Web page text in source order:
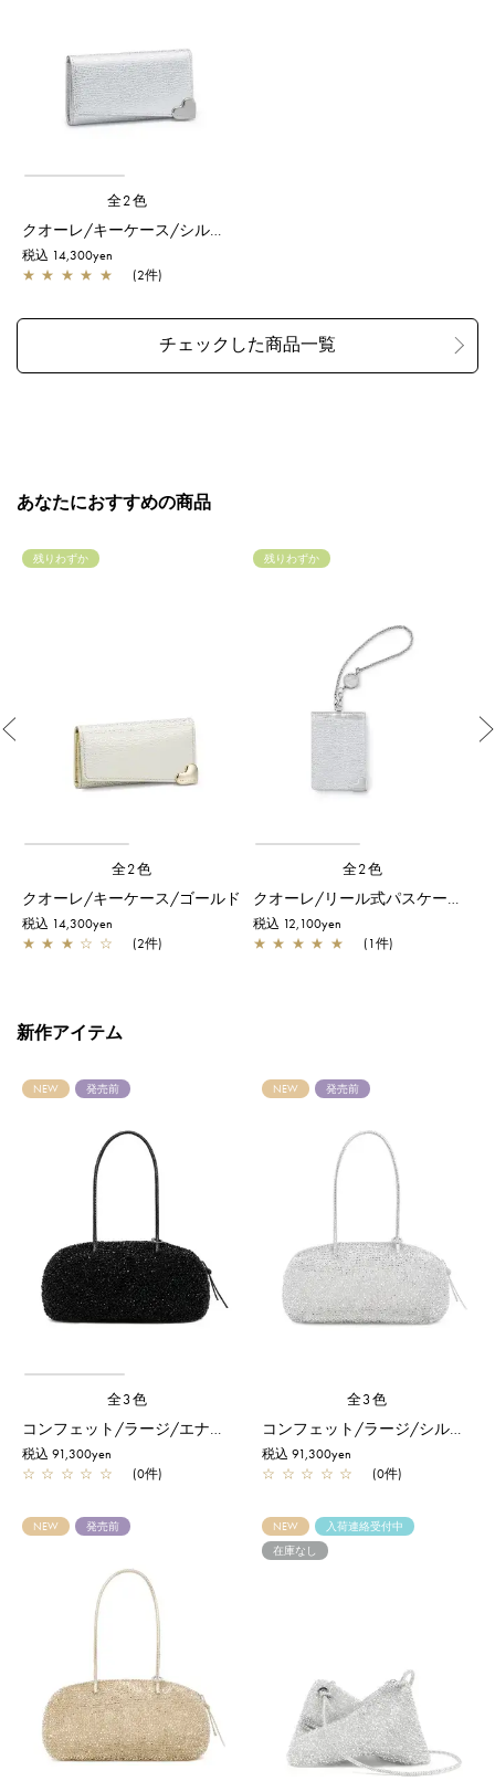
全2色
税込 14,300yen
★ ★ ★ ★ ★ (2件)
あなたにおすすめの商品
残りわずか
全2色
クオーレ/キーケース/ゴールド
税込 14,300yen
★ ★ ★ ☆ ☆ (2件)
残りわずか
全2色
クオーレ/リール式パスケース/シルバー
税込 12,100yen
★ ★ ★ ★ ★ (1件)
新作アイテム
NEW 発売前
全3色
コンフェット/ラージ/エナメルブラック
税込 91,300yen
☆ ☆ ☆ ☆ ☆ (0件)
NEW 発売前
全3色
コンフェット/ラージ/シルバー
税込 91,300yen
☆ ☆ ☆ ☆ ☆ (0件)
NEW 発売前 NEW
入荷連絡受付中
在庫なし